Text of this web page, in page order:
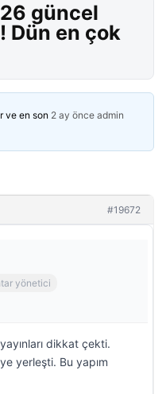
güncel
Dün en çok
ve en son 2 ay önce admin
#19672
yönetici
dikkat çekti.
yerleşti. Bu yapım